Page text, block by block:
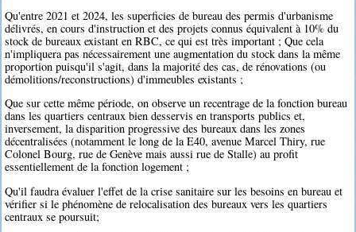
Qu'entre 2021 et 2024, les superficies de bureau des permis d'urbanisme
délivrés, en cours d'instruction et des projets connus équivalent à 10% du
stock de bureaux existant en RBC, ce qui est très important ; Que cela
n'impliquera pas nécessairement une augmentation du stock dans la même
proportion puisqu'il s'agit, dans la majorité des cas, de rénovations (ou
démolitions/reconstructions) d'immeubles existants ;
Que sur cette même période, on observe un recentrage de la fonction bureau
dans les quartiers centraux bien desservis en transports publics et,
inversement, la disparition progressive des bureaux dans les zones
décentralisées (notamment le long de la E40, avenue Marcel Thiry, rue
Colonel Bourg, rue de Genève mais aussi rue de Stalle) au profit
essentiellement de la fonction logement ;
Qu'il faudra évaluer l'effet de la crise sanitaire sur les besoins en bureau et
vérifier si le phénomène de relocalisation des bureaux vers les quartiers
centraux se poursuit;